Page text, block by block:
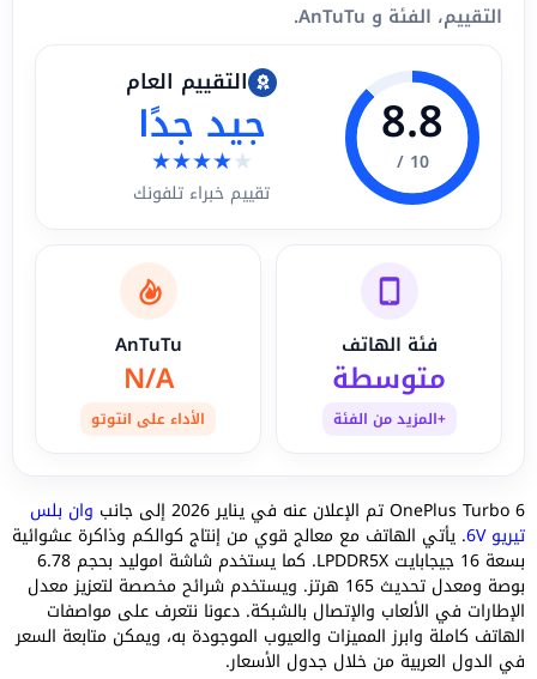
التقييم، الفئة و AnTuTu.
8.8
10 /
التقييم العام
جيد جدًا
★★★★★
تقييم خبراء تلفونك
فئة الهاتف
متوسطة
+المزيد من الفئة
AnTuTu
N/A
الأداء على انتوتو
OnePlus Turbo 6 تم الإعلان عنه في يناير 2026 إلى جانب وان بلس
تيريو 6V . يأتي الهاتف مع معالج قوي من إنتاج كوالكم وذاكرة عشوائية
بسعة 16 جيجابايت LPDDR5X. كما يستخدم شاشة اموليد بحجم 6.78
بوصة ومعدل تحديث 165 هرتز. ويستخدم شرائح مخصصة لتعزيز معدل
الإطارات في الألعاب والإتصال بالشبكة. دعونا نتعرف على مواصفات
الهاتف كاملة وابرز المميزات والعيوب الموجودة به، ويمكن متابعة السعر
في الدول العربية من خلال جدول الأسعار.